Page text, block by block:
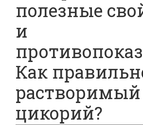
полезные
и
Как
растворимый
цикорий?